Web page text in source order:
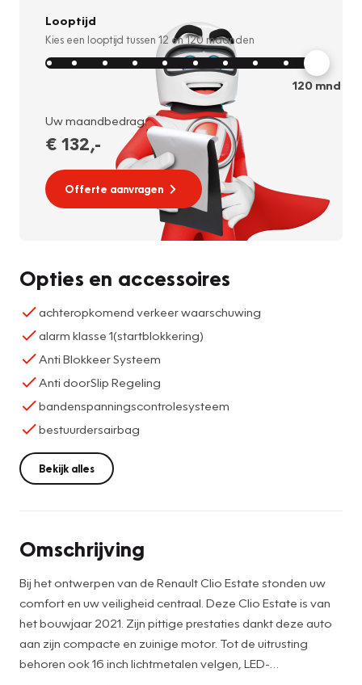
Looptijd
Kies een looptijd tussen 12 en120 maanden
120mnd
Uw maandbedrag:
€ 132,-
Offerte aanvragen
Opties en accessoires
achteropkomend verkeer waarschuwing
alarm klasse 1(startblokkering)
Anti Blokkeer Systeem
Anti doorSlip Regeling
bandenspanningscontrolesysteem
bestuurdersairbag
Bekijk alles
Omschrijving
Bij het ontwerpen van de Renault Clio Estate stonden uw
comfort en uw veiligheid centraal. Deze Clio Estate is van
het bouwjaar 2021. Zijn pittige prestaties dankt deze auto
aan zijn compacte en zuinige motor. Tot de uitrusting
behoren ook 16 inch lichtmetalen velgen, LED-